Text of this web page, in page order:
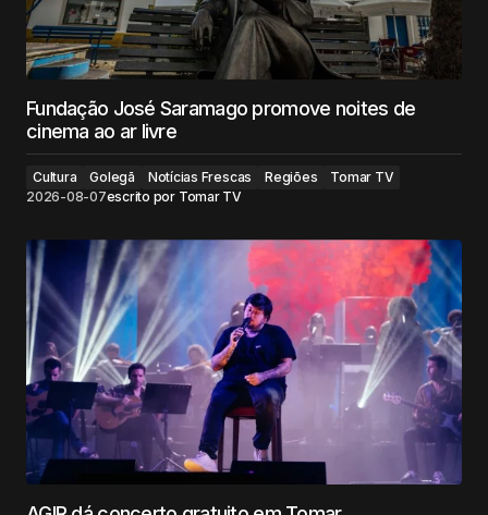
Fundação José Saramago promove noites de
cinema ao ar livre
Cultura Golegã Notícias Frescas Regiões
Tomar TV
2026-08-07escrito por Tomar TV